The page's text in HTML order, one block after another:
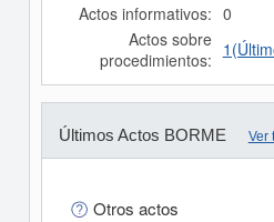
Actos informativos: 0
Actos sobre
procedimientos:
Últimos Actos BORME Ver
Otros actos